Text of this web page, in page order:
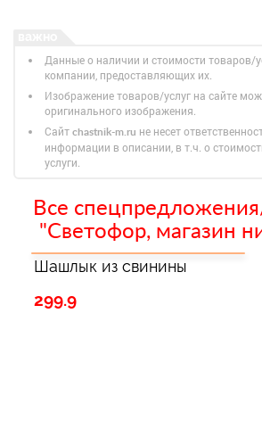
Данные о наличии и стоимости товаров/
компании, предоставляющих их.
Изображение товаров/услуг на сайте
оригинального изображения.
Сайт chastnik-m.ru не несет
информации в описании, в т.ч. о
услуги.
Все
"Светофор, магазин
Шашлык из свинины
299.9